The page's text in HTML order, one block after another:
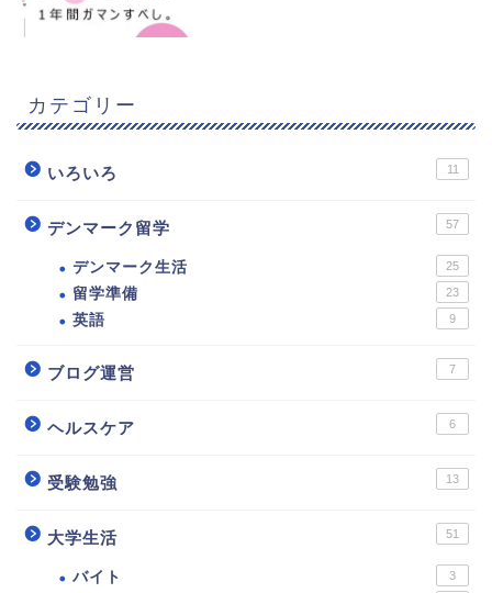
カテゴリー
いろいろ 11
デンマーク留学 57
デンマーク生活 25
留学準備 23
英語 9
ブログ運営 7
ヘルスケア 6
受験勉強 13
大学生活 51
バイト 3